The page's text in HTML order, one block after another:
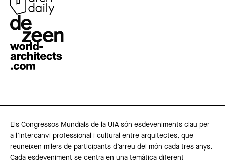
Els Congressos Mundials de la UIA són esdeveniments clau per
a l’intercanvi professional i cultural entre arquitectes, que
reuneixen milers de participants d’arreu del món cada tres anys.
Cada esdeveniment se centra en una temàtica diferent